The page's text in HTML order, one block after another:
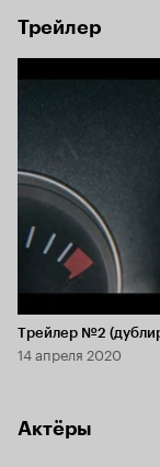
Трейлер
Длительность
Трейлер №2
14 апреля 2020
Актёры